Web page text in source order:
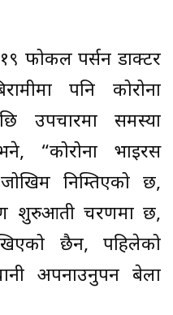
फोकल पर्सन डाक्टर
पनि कोरोना
उपचारमा समस्या
“कोरोना भाइरस
निम्तिएको छ,
शुरुआती चरणमा छ,
छैन, पहिलेको
अपनाउनुपर्ने बेला